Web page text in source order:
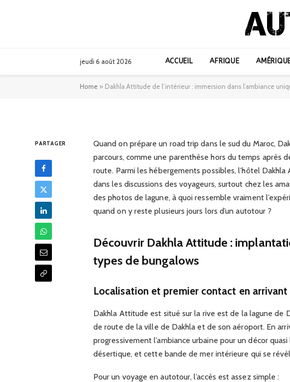
jeudi 6 août 2026 ACCUEIL AFRIQUE
Home » Dakhla Attitude de l’intérieur : immersion dans l’ambiance
PARTAGER
Quand on prépare un road trip dans le sud du Maroc,
parcours, comme une parenthèse hors du temps après
route. Parmi les hébergements possibles, l’hôtel
dans les discussions des voyageurs, surtout chez les
des photos de lagune, à quoi ressemble vraiment
quand on y reste plusieurs jours lors d’un autotour ?
Découvrir Dakhla Attitude :
types de bungalows
Localisation et premier contact en
Dakhla Attitude est situé sur la rive est de la lagune de
de route de la ville de Dakhla et de son aéroport. En
progressivement l’ambiance urbaine pour un décor
désertique, et cette bande de mer intérieure qui se
Pour un voyage en autotour, l’accès est assez simple :